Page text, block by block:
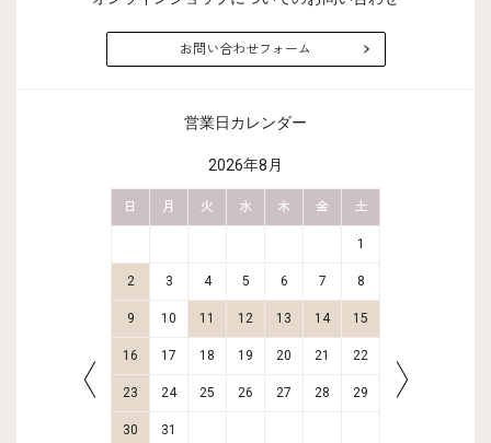
お問い合わせフォーム
営業日カレンダー
2026年8月
日 月 火 水 木 金 土
1
2 3 4 5 6 7 8
9 10 11 12 13 14 15
16 17 18 19 20 21 22
23 24 25 26 27 28 29
30 31